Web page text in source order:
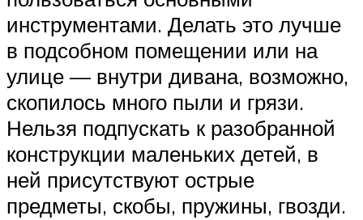
инструментами. Делать это лучше
в подсобном помещении или на
улице — внутри дивана, возможно,
скопилось много пыли и грязи.
Нельзя подпускать к разобранной
конструкции маленьких детей, в
ней присутствуют острые
предметы, скобы, пружины, гвозди.